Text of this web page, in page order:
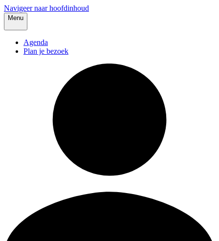
Navigeer naar hoofdinhoud
Menu
Agenda
Plan je bezoek